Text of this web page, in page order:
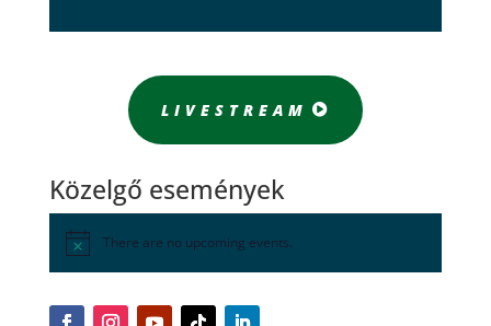
LIVESTREAM
Közelgő események
There are no upcoming events.